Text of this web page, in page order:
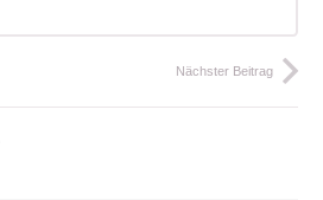
Nächster Beitrag